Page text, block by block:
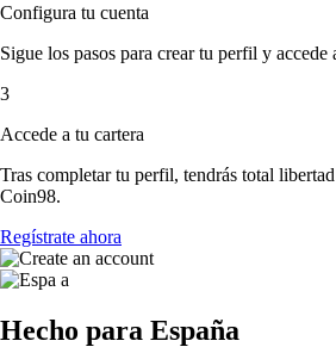
Configura tu cuenta
Sigue los pasos para crear tu perfil y accede
3
Accede a tu cartera
Tras completar tu perfil, tendrás total
Coin98.
Regístrate ahora
Hecho para España